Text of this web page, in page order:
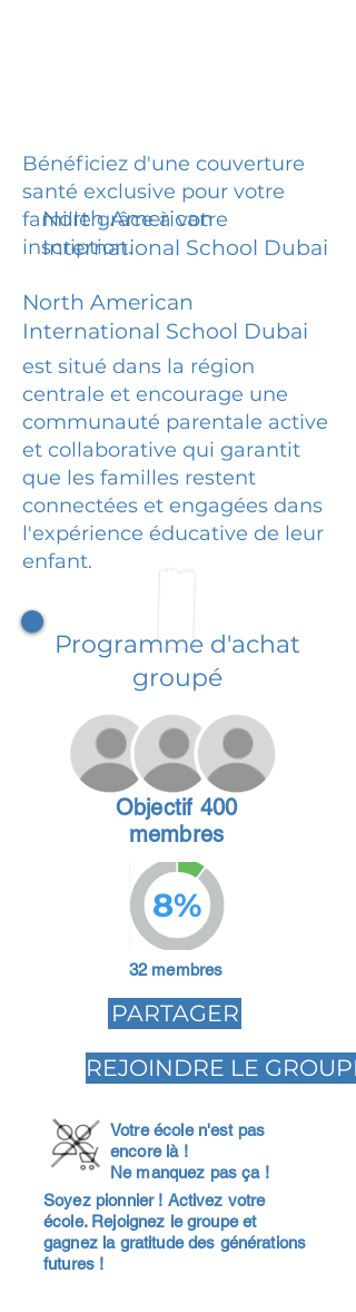
Bénéficiez d'une couverture
santé exclusive pour votre
famille grâce à votre
inscription.
North American
International School Dubai
North American
International School Dubai
est situé dans la région
centrale et encourage une
communauté parentale active
et collaborative qui garantit
que les familles restent
connectées et engagées dans
l'expérience éducative de leur
enfant.
Programme d'achat
groupé
Objectif 400
membres
8%
32 membres
PARTAGER
REJOINDRE LE GROUPE
Votre école n'est pas
encore là !
Ne manquez pas ça !
Soyez pionnier ! Activez votre
école. Rejoignez le groupe et
gagnez la gratitude des générations
futures !